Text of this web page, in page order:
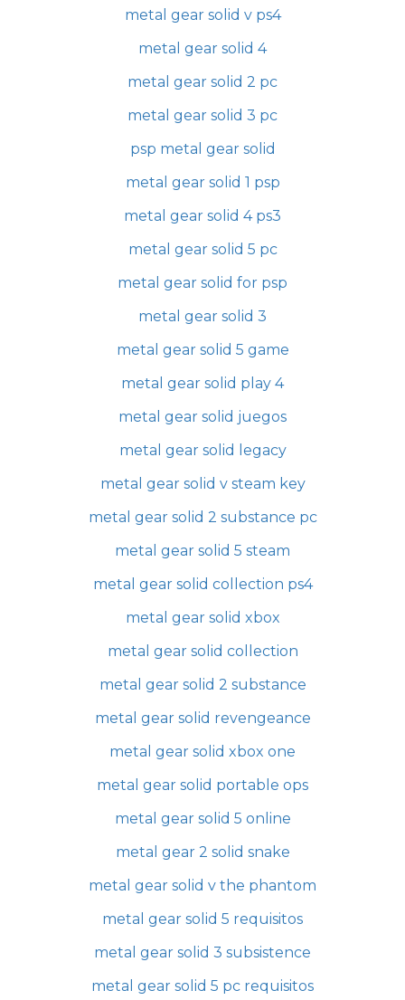
metal gear solid v ps4
metal gear solid 4
metal gear solid 2 pc
metal gear solid 3 pc
psp metal gear solid
metal gear solid 1 psp
metal gear solid 4 ps3
metal gear solid 5 pc
metal gear solid for psp
metal gear solid 3
metal gear solid 5 game
metal gear solid play 4
metal gear solid juegos
metal gear solid legacy
metal gear solid v steam key
metal gear solid 2 substance pc
metal gear solid 5 steam
metal gear solid collection ps4
metal gear solid xbox
metal gear solid collection
metal gear solid 2 substance
metal gear solid revengeance
metal gear solid xbox one
metal gear solid portable ops
metal gear solid 5 online
metal gear 2 solid snake
metal gear solid v the phantom
metal gear solid 5 requisitos
metal gear solid 3 subsistence
metal gear solid 5 pc requisitos